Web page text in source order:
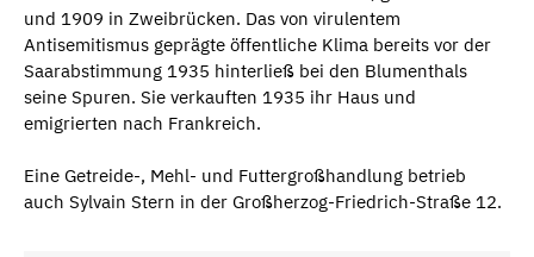
und 1909 in Zweibrücken. Das von virulentem
Antisemitismus geprägte öffentliche Klima bereits vor der
Saarabstimmung 1935 hinterließ bei den Blumenthals
seine Spuren. Sie verkauften 1935 ihr Haus und
emigrierten nach Frankreich.
Eine Getreide-, Mehl- und Futtergroßhandlung betrieb
auch Sylvain Stern in der Großherzog-Friedrich-Straße 12.